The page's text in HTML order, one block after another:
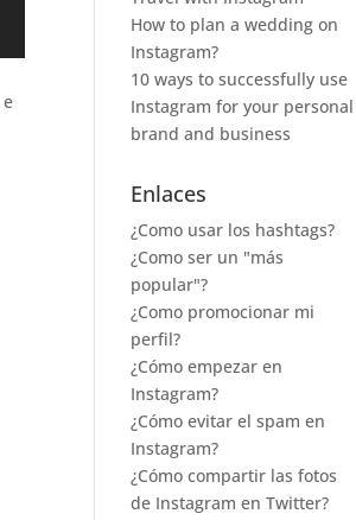
e
How to plan a wedding on
Instagram?
10 ways to successfully use
Instagram for your personal
brand and business
Enlaces
¿Como usar los hashtags?
¿Como ser un "más
popular"?
¿Como promocionar mi
perfil?
¿Cómo empezar en
Instagram?
¿Cómo evitar el spam en
Instagram?
¿Cómo compartir las fotos
de Instagram en Twitter?